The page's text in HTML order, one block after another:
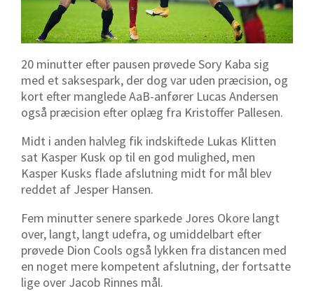
20 minutter efter pausen prøvede Sory Kaba sig
med et saksespark, der dog var uden præcision, og
kort efter manglede AaB-anfører Lucas Andersen
også præcision efter oplæg fra Kristoffer Pallesen.
Midt i anden halvleg fik indskiftede Lukas Klitten
sat Kasper Kusk op til en god mulighed, men
Kasper Kusks flade afslutning midt for mål blev
reddet af Jesper Hansen.
Fem minutter senere sparkede Jores Okore langt
over, langt, langt udefra, og umiddelbart efter
prøvede Dion Cools også lykken fra distancen med
en noget mere kompetent afslutning, der fortsatte
lige over Jacob Rinnes mål.